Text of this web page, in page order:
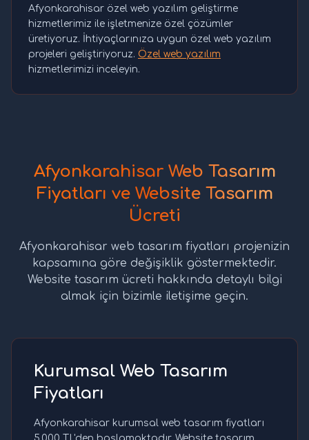
Afyonkarahisar özel web yazılım geliştirme
hizmetlerimiz ile işletmenize özel çözümler
üretiyoruz. İhtiyaçlarınıza uygun özel web yazılım
projeleri geliştiriyoruz. Özel web yazılım
hizmetlerimizi inceleyin.
Afyonkarahisar Web Tasarım
Fiyatları ve Website Tasarım
Ücreti
Afyonkarahisar web tasarım fiyatları projenizin
kapsamına göre değişiklik göstermektedir.
Website tasarım ücreti hakkında detaylı bilgi
almak için bizimle iletişime geçin.
Kurumsal Web Tasarım
Fiyatları
Afyonkarahisar kurumsal web tasarım fiyatları